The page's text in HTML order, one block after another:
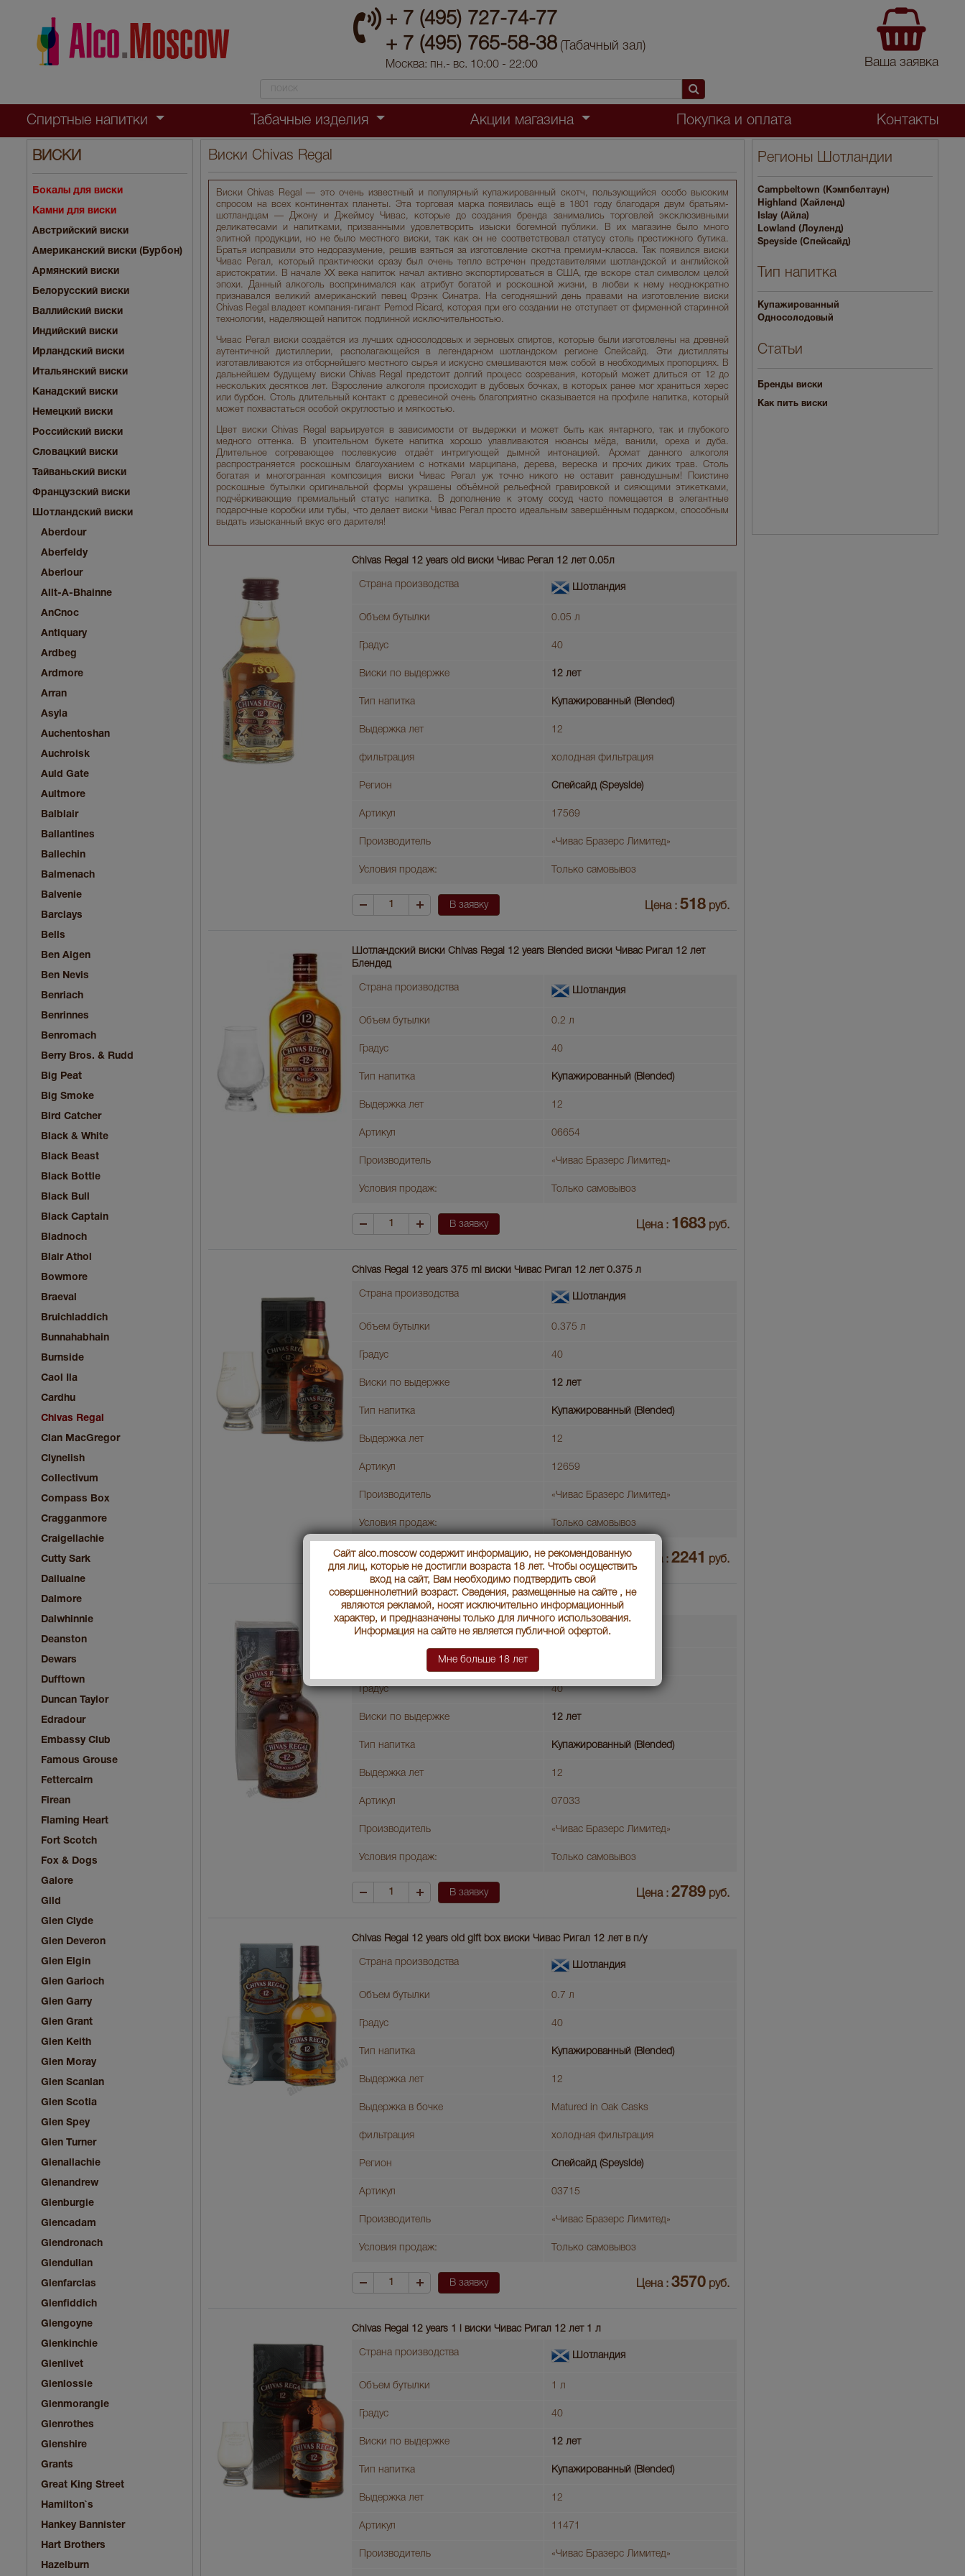
+ 7 (495) 727-74-77
+ 7 (495) 765-58-38 (Табачный зал)
Москва: пн.- вс. 10:00 - 22:00 Ваша заявка
Спиртные напитки Табачные изделия Акции магазина Покупка и оплата Контакты
ВИСКИ
Бокалы для виски
Камни для виски
Австрийский виски
Американский виски (Бурбон)
Армянский виски
Белорусский виски
Валлийский виски
Индийский виски
Ирландский виски
Итальянский виски
Канадский виски
Немецкий виски
Российский виски
Словацкий виски
Тайваньский виски
Французский виски
Шотландский виски
Aberdour
Aberfeldy
Aberlour
Allt-A-Bhainne
AnCnoc
Antiquary
Ardbeg
Ardmore
Arran
Asyla
Auchentoshan
Auchroisk
Auld Gate
Aultmore
Balblair
Ballantines
Ballechin
Balmenach
Balvenie
Barclays
Bells
Ben Aigen
Ben Nevis
Benriach
Benrinnes
Benromach
Berry Bros. & Rudd
Big Peat
Big Smoke
Bird Catcher
Black & White
Black Beast
Black Bottle
Black Bull
Black Captain
Bladnoch
Blair Athol
Bowmore
Braeval
Bruichladdich
Bunnahabhain
Burnside
Caol Ila
Cardhu
Chivas Regal
Clan MacGregor
Clynelish
Collectivum
Compass Box
Cragganmore
Craigellachie
Cutty Sark
Dailuaine
Dalmore
Dalwhinnie
Deanston
Dewars
Dufftown
Duncan Taylor
Edradour
Embassy Club
Famous Grouse
Fettercairn
Firean
Flaming Heart
Fort Scotch
Fox & Dogs
Galore
Gild
Glen Clyde
Glen Deveron
Glen Elgin
Glen Garioch
Glen Garry
Glen Grant
Glen Keith
Glen Moray
Glen Scanlan
Glen Scotia
Glen Spey
Glen Turner
Glenallachie
Glenandrew
Glenburgie
Glencadam
Glendronach
Glendullan
Glenfarclas
Glenfiddich
Glengoyne
Glenkinchie
Glenlivet
Glenlossie
Glenmorangie
Glenrothes
Glenshire
Grants
Great King Street
Hamilton`s
Hankey Bannister
Hart Brothers
Hazelburn
Виски Chivas Regal
Виски Chivas Regal — это очень известный и популярный купажированный скотч, пользующийся особо высоким
спросом на всех континентах планеты. Эта торговая марка появилась ещё в 1801 году благодаря двум братьям-
шотландцам — Джону и Джеймсу Чивас, которые до создания бренда занимались торговлей эксклюзивными
деликатесами и напитками, призванными удовлетворить изыски богемной публики. В их магазине было много
элитной продукции, но не было местного виски, так как он не соответствовал статусу столь престижного бутика.
Братья исправили это недоразумение, решив взяться за изготовление скотча премиум-класса. Так появился виски
Чивас Регал, который практически сразу был очень тепло встречен представителями шотландской и английской
аристократии. В начале XX века напиток начал активно экспортироваться в США, где вскоре стал символом целой
эпохи. Данный алкоголь воспринимался как атрибут богатой и роскошной жизни, в любви к нему неоднократно
признавался великий американский певец Фрэнк Синатра. На сегодняшний день правами на изготовление виски
Chivas Regal владеет компания-гигант Pernod Ricard, которая при его создании не отступает от фирменной старинной
технологии, наделяющей напиток подлинной исключительностью.
Чивас Регал виски создаётся из лучших односолодовых и зерновых спиртов, которые были изготовлены на древней
аутентичной дистиллерии, располагающейся в легендарном шотландском регионе Спейсайд. Эти дистилляты
изготавливаются из отборнейшего местного сырья и искусно смешиваются меж собой в необходимых пропорциях. В
дальнейшем будущему виски Chivas Regal предстоит долгий процесс созревания, который может длиться от 12 до
нескольких десятков лет. Взросление алкоголя происходит в дубовых бочках, в которых ранее мог храниться херес
или бурбон. Столь длительный контакт с древесиной очень благоприятно сказывается на профиле напитка, который
может похвастаться особой округлостью и мягкостью.
Цвет виски Chivas Regal варьируется в зависимости от выдержки и может быть как янтарного, так и глубокого
медного оттенка. В упоительном букете напитка хорошо улавливаются нюансы мёда, ванили, ореха и дуба.
Длительное согревающее послевкусие отдаёт интригующей дымной интонацией. Аромат данного алкоголя
распространяется роскошным благоуханием с нотками марципана, дерева, вереска и прочих диких трав. Столь
богатая и многогранная композиция виски Чивас Регал уж точно никого не оставит равнодушным! Поистине
роскошные бутылки оригинальной формы украшены объёмной рельефной гравировкой и сияющими этикетками,
подчёркивающие премиальный статус напитка. В дополнение к этому сосуд часто помещается в элегантные
подарочные коробки или тубы, что делает виски Чивас Регал просто идеальным завершённым подарком, способным
выдать изысканный вкус его дарителя!
Chivas Regal 12 years old виски Чивас Регал 12 лет 0.05л
Страна производства Шотландия
Объем бутылки 0.05 л
Градус 40
Виски по выдержке 12 лет
Тип напитка Купажированный (Blended)
Выдержка лет 12
фильтрация холодная фильтрация
Регион Спейсайд (Speyside)
Артикул 17569
Производитель «Чивас Бразерс Лимитед»
Условия продаж: Только самовывоз
В заявку Цена : 518 руб.
Шотландский виски Chivas Regal 12 years Blended виски Чивас Ригал 12 лет
Блендед
Страна производства Шотландия
Объем бутылки 0.2 л
Градус 40
Тип напитка Купажированный (Blended)
Выдержка лет 12
Артикул 06654
Производитель «Чивас Бразерс Лимитед»
Условия продаж: Только самовывоз
В заявку Цена : 1683 руб.
Chivas Regal 12 years 375 ml виски Чивас Ригал 12 лет 0.375 л
Страна производства Шотландия
Объем бутылки 0.375 л
Градус 40
Виски по выдержке 12 лет
Тип напитка Купажированный (Blended)
Выдержка лет 12
Артикул 12659
Производитель «Чивас Бразерс Лимитед»
Условия продаж: Только самовывоз
В заявку Цена : 2241 руб.
Chivas Regal 12 years 500 ml виски Чивас Ригал 12 лет 0.5 л
Страна производства Шотландия
Градус 40
Виски по выдержке 12 лет
Тип напитка Купажированный (Blended)
Выдержка лет 12
Артикул 07033
Производитель «Чивас Бразерс Лимитед»
Условия продаж: Только самовывоз
В заявку Цена : 2789 руб.
Chivas Regal 12 years old gift box виски Чивас Ригал 12 лет в п/у
Страна производства Шотландия
Объем бутылки 0.7 л
Градус 40
Тип напитка Купажированный (Blended)
Выдержка лет 12
Выдержка в бочке Matured in Oak Casks
фильтрация холодная фильтрация
Регион Спейсайд (Speyside)
Артикул 03715
Производитель «Чивас Бразерс Лимитед»
Условия продаж: Только самовывоз
В заявку Цена : 3570 руб.
Chivas Regal 12 years 1 l виски Чивас Ригал 12 лет 1 л
Страна производства Шотландия
Объем бутылки 1 л
Градус 40
Виски по выдержке 12 лет
Тип напитка Купажированный (Blended)
Выдержка лет 12
Артикул 11471
Производитель «Чивас Бразерс Лимитед»
Регионы Шотландии
Campbeltown (Кэмпбелтаун)
Highland (Хайленд)
Islay (Айла)
Lowland (Лоуленд)
Speyside (Спейсайд)
Тип напитка
Купажированный
Односолодовый
Статьи
Бренды виски
Как пить виски
Сайт alco.moscow содержит информацию, не рекомендованную
для лиц, которые не достигли возраста 18 лет. Чтобы осуществить
вход на сайт, Вам необходимо подтвердить свой
совершеннолетний возраст. Сведения, размещенные на сайте , не
являются рекламой, носят исключительно информационный
характер, и предназначены только для личного использования.
Информация на сайте не является публичной офертой.
Мне больше 18 лет